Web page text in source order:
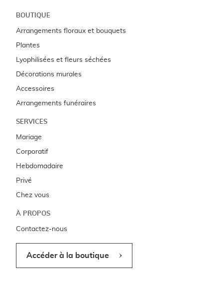
BOUTIQUE
Arrangements floraux et bouquets
Plantes
Lyophilisées et fleurs séchées
Décorations murales
Accessoires
Arrangements funéraires
SERVICES
Mariage
Corporatif
Hebdomadaire
Privé
Chez vous
À PROPOS
Contactez-nous
Accéder à la boutique